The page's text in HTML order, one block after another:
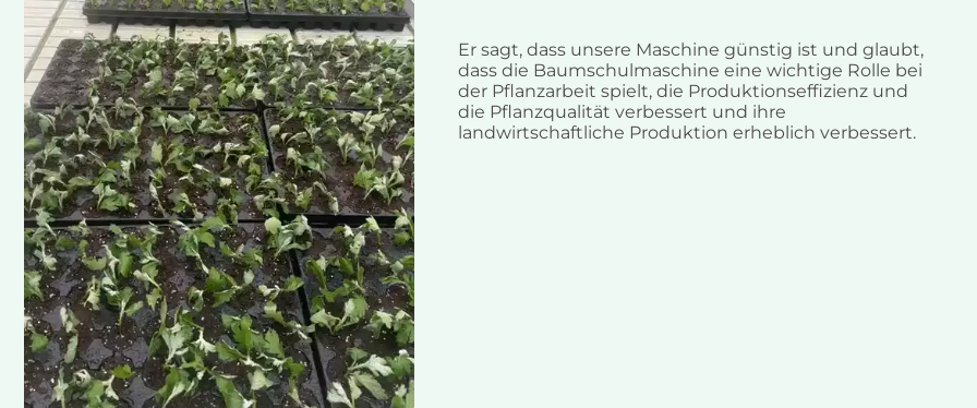
Er sagt, dass unsere Maschine günstig ist und glaubt,
dass die Baumschulmaschine eine wichtige Rolle bei
der Pflanzarbeit spielt, die Produktionseffizienz und
die Pflanzqualität verbessert und ihre
landwirtschaftliche Produktion erheblich verbessert.